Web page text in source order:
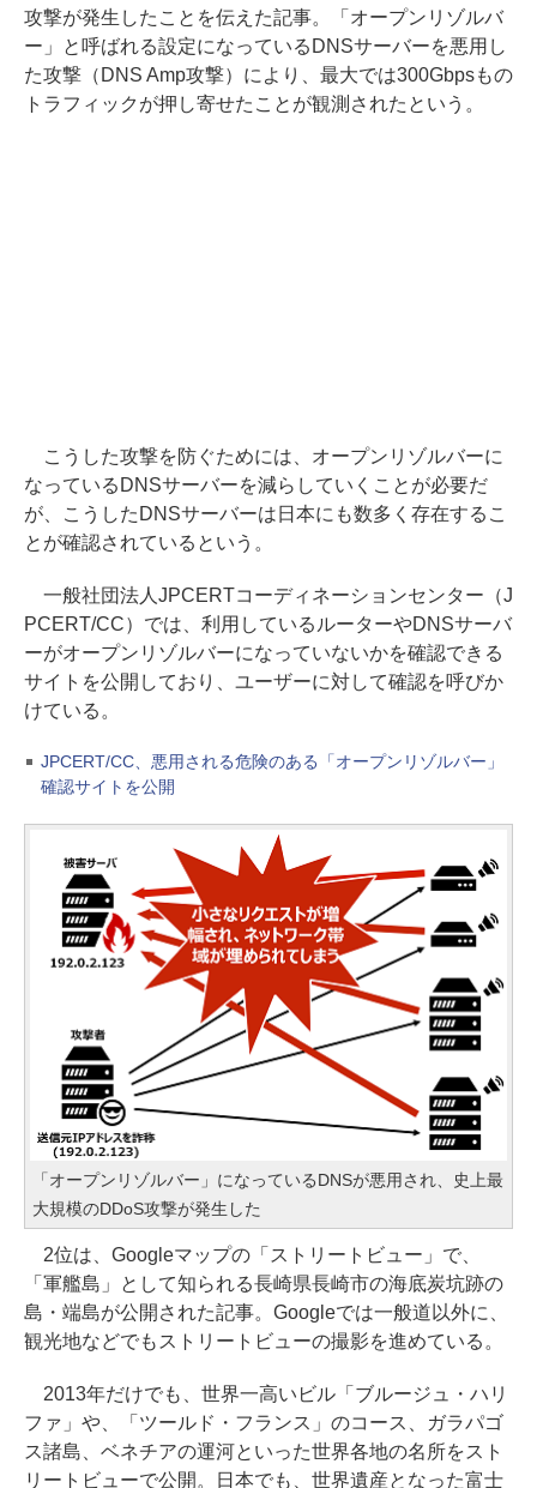
攻撃が発生したことを伝えた記事。「オープンリゾルバ
ー」と呼ばれる設定になっているDNSサーバーを悪用し
た攻撃（DNS Amp攻撃）により、最大では300Gbpsもの
トラフィックが押し寄せたことが観測されたという。
こうした攻撃を防ぐためには、オープンリゾルバーに
なっているDNSサーバーを減らしていくことが必要だ
が、こうしたDNSサーバーは日本にも数多く存在するこ
とが確認されているという。
一般社団法人JPCERTコーディネーションセンター（J
PCERT/CC）では、利用しているルーターやDNSサーバ
ーがオープンリゾルバーになっていないかを確認できる
サイトを公開しており、ユーザーに対して確認を呼びか
けている。
JPCERT/CC、悪用される危険のある「オープンリゾルバー」
確認サイトを公開
「オープンリゾルバー」になっているDNSが悪用され、史上最
大規模のDDoS攻撃が発生した
2位は、Googleマップの「ストリートビュー」で、
「軍艦島」として知られる長崎県長崎市の海底炭坑跡の
島・端島が公開された記事。Googleでは一般道以外に、
観光地などでもストリートビューの撮影を進めている。
2013年だけでも、世界一高いビル「ブルージュ・ハリ
ファ」や、「ツールド・フランス」のコース、ガラパゴ
ス諸島、ベネチアの運河といった世界各地の名所をスト
リートビューで公開。日本でも、世界遺産となった富士